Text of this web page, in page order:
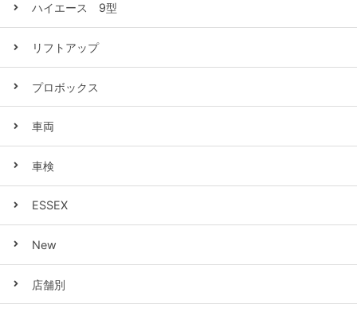
ハイエース 9型
リフトアップ
プロボックス
車両
車検
ESSEX
New
店舗別